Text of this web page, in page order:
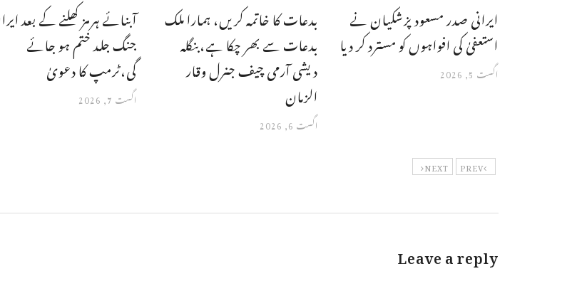
آبنائے ہرمز کھلنے کے بعد
جنگ جلد ختم ہو جائے
گی،ٹرمپ کا دعویٰ
اگست 7, 2026
بدعات کا خاتمہ کریں، ہمارا ملک
بدعات سے بھر چکا ہے،بنگله
دیشی آرمی چیف جنرل وقار
الزمان
اگست 6, 2026
ایرانی صدر مسعود پزشکیان نے
استعفیٰ کی افواہوں کو مسترد کر دیا
اگست 5, 2026
PREV
NEXT
Leave a reply